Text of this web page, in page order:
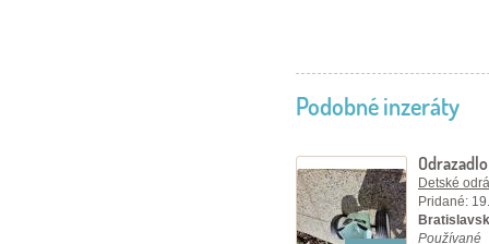
Podobné inzeráty
Detské
Pridané:
Používané